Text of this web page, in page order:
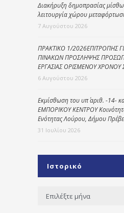
Διακήρυξη δημοπρασίας
λειτουργία χώρου
7 Αυγούστου 2026
ΠΡΑΚΤΙΚΟ 1/2026ΕΠΙΤΡΟΠΗΣ
ΠΙΝΑΚΩΝ ΠΡΟΣΛΗΨΗΣ
ΕΡΓΑΣΙΑΣ ΟΡΙΣΜΕΝΟΥ ΧΡΟΝΟΥ
6 Αυγούστου 2026
Εκμίσθωση του υπ΄ αριθ. -14-
ΕΜΠΟΡΙΚΟΥ ΚΕΝΤΡΟΥ
Ενότητας Λούρου, Δήμου
31 Ιουλίου 2026
Ιστορικό
Ιστορικό